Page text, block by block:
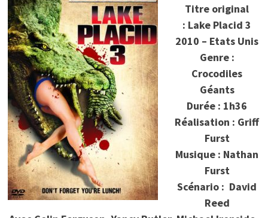
Titre original
: Lake Placid 3
2010 – Etats Unis
Genre :
Crocodiles
Géants
Durée : 1h36
Réalisation : Griff
Furst
Musique : Nathan
Furst
Scénario : David
Reed